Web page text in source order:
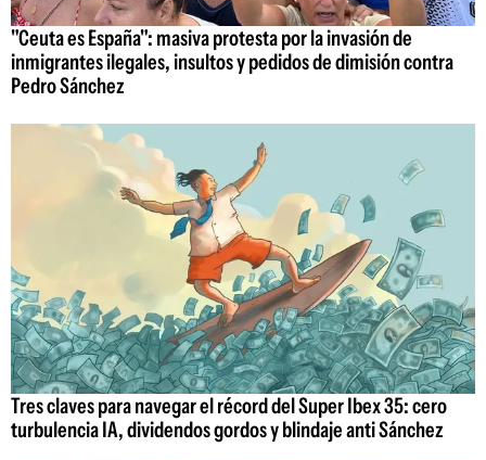
"Ceuta es España": masiva protesta por la invasión de
inmigrantes ilegales, insultos y pedidos de dimisión contra
Pedro Sánchez
Tres claves para navegar el récord del Super Ibex 35: cero
turbulencia IA, dividendos gordos y blindaje anti Sánchez